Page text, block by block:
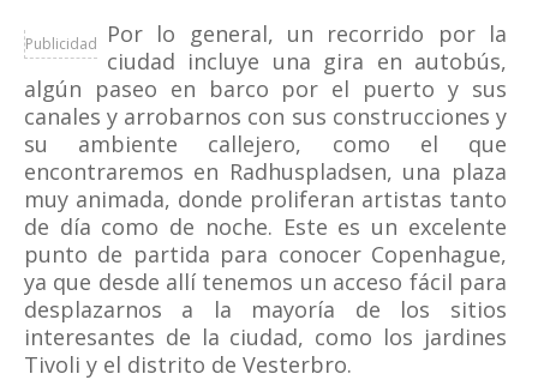
Publicidad
Por lo general, un recorrido por la
ciudad incluye una gira en autobús,
algún paseo en barco por el puerto y sus
canales y arrobarnos con sus construcciones y
su ambiente callejero, como el que
encontraremos en Radhuspladsen, una plaza
muy animada, donde proliferan artistas tanto
de día como de noche. Este es un excelente
punto de partida para conocer Copenhague,
ya que desde allí tenemos un acceso fácil para
desplazarnos a la mayoría de los sitios
interesantes de la ciudad, como los jardines
Tivoli y el distrito de Vesterbro.